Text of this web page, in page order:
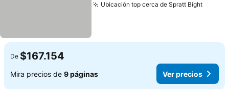
Ubicación top cerca de Spratt BightVer
De $167.154
Mira precios de 9 páginas Ver precios